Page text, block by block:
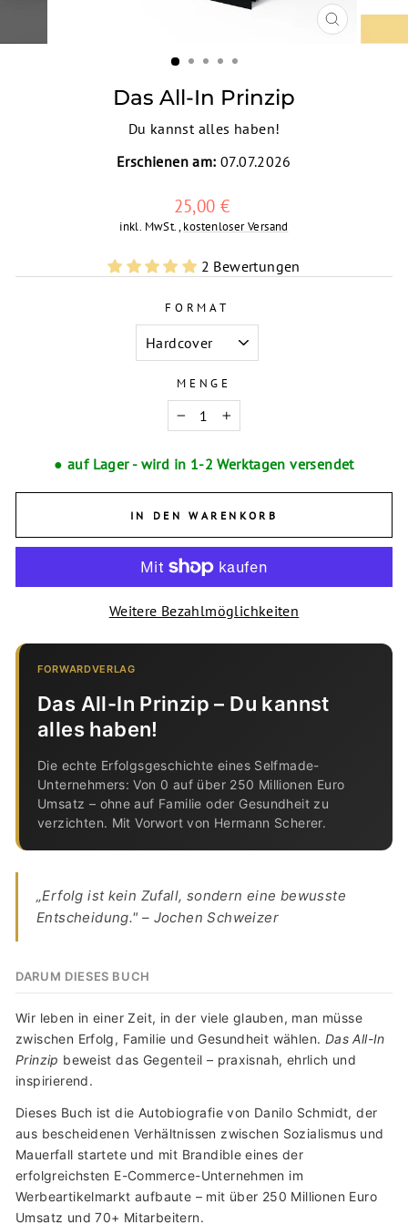
ESC)
Das All-In Prinzip
Du kannst alles haben!
Erschienen am: 07.07.2026
Normaler
Preis
25,00 €
inkl. MwSt.,kostenloser Versand
2 Bewertungen
FORMAT
MENGE
− +
● auf Lager - wird in 1-2 Werktagen versendet
IN DEN WARENKORB
Weitere Bezahlmöglichkeiten
FORWARDVERLAG
Das All-In Prinzip – Du kannst
alles haben!
Die echte Erfolgsgeschichte eines Selfmade-
Unternehmers: Von 0 auf über 250 Millionen Euro
Umsatz – ohne auf Familie oder Gesundheit zu
verzichten. Mit Vorwort von Hermann Scherer.
„Erfolg ist kein Zufall, sondern eine bewusste
Entscheidung." – Jochen Schweizer
DARUM DIESES BUCH
Wir leben in einer Zeit, in der viele glauben, man müsse
zwischen Erfolg, Familie und Gesundheit wählen. Das All-In
Prinzip beweist das Gegenteil – praxisnah, ehrlich und
inspirierend.
Dieses Buch ist die Autobiografie von Danilo Schmidt, der
aus bescheidenen Verhältnissen zwischen Sozialismus und
Mauerfall startete und mit Brandible eines der
erfolgreichsten E-Commerce-Unternehmen im
Werbeartikelmarkt aufbaute – mit über 250 Millionen Euro
Umsatz und 70+ Mitarbeitern.